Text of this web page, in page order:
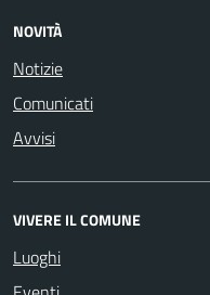
NOVITÀ
Notizie
Comunicati
Avvisi
VIVERE IL COMUNE
Luoghi